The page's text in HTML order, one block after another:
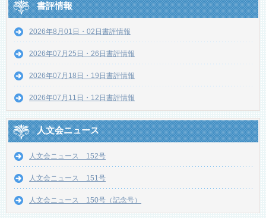
書評情報
2026年8月01日・02日書評情報
2026年07月25日・26日書評情報
2026年07月18日・19日書評情報
2026年07月11日・12日書評情報
人文会ニュース
人文会ニュース 152号
人文会ニュース 151号
人文会ニュース 150号（記念号）